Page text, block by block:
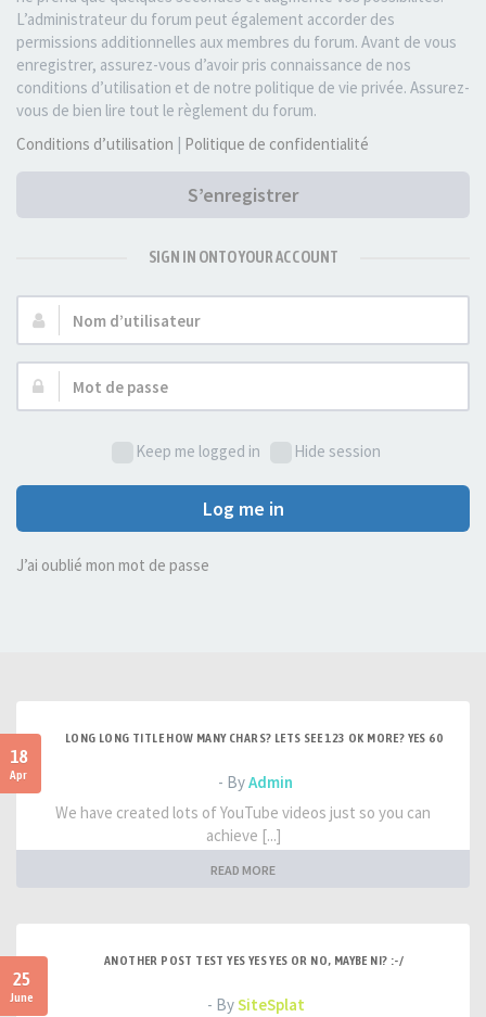
L’administrateur du forum peut également accorder des
permissions additionnelles aux membres du forum. Avant de vous
enregistrer, assurez-vous d’avoir pris connaissance de nos
conditions d’utilisation et de notre politique de vie privée. Assurez-
vous de bien lire tout le règlement du forum.
Conditions d’utilisation | Politique de confidentialité
S’enregistrer
SIGN IN ONTO YOUR ACCOUNT
Nom
d’utilisateur :
Mot
de
Keep me logged in
Hide session
Log me in
J’ai oublié mon mot de passe
18
Apr
LONG LONG TITLE HOW MANY CHARS? LETS SEE 123 OK MORE? YES 60
- ByAdmin
We have created lots of YouTube videos just so you can
achieve [...]
READ MORE
25
June
ANOTHER POST TEST YES YES YES OR NO, MAYBE NI? :-/
- BySiteSplat